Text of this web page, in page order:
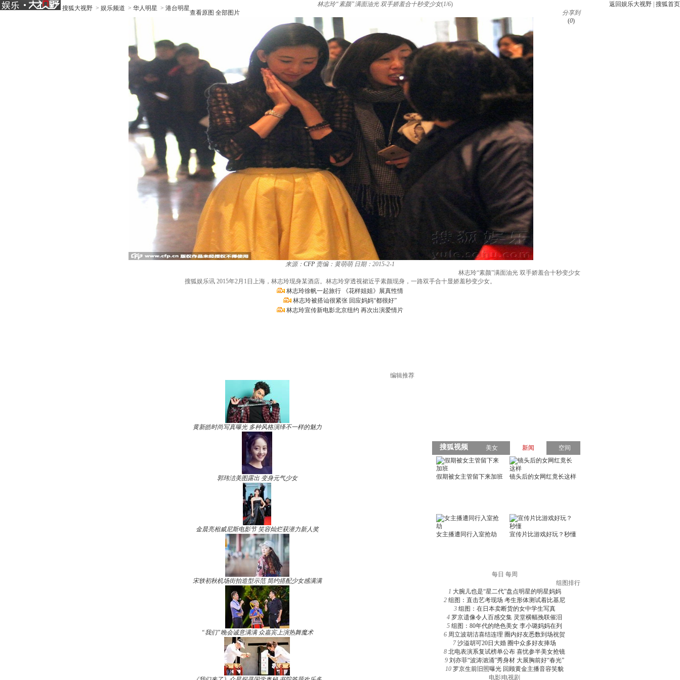
搜狐大视野 > 娱乐频道 > 华人明星 > 港台明星
返回娱乐大视野 搜狐首页
林志玲“素颜”满面油光 双手娇羞合十秒变少女(1/6)
查看原图 全部图片
分享到
(0)
来源： CFP 责编：黄萌萌 日期：2015-2-1
林志玲“素颜”满面油光 双手娇羞合十秒变少女
搜狐娱乐讯 2015年2月1日上海，林志玲现身某酒店。林志玲穿透视裙近乎素颜现身，一路双手合十显娇羞秒变少女。
林志玲徐帆一起旅行 《花样姐姐》展真性情
林志玲被搭讪很紧张 回应妈妈“都很好”
林志玲宣传新电影北京纽约 再次出演爱情片
编辑推荐
黄新皓时尚写真曝光 多种风格演绎不一样的魅力
郭玮洁美图露出 变身元气少女
金晨亮相威尼斯电影节 笑容灿烂获潜力新人奖
宋轶初秋机场街拍造型示范 简约搭配少女感满满
“我们”晚会诚意满满 众嘉宾上演热舞魔术
每日 每周
组图排行
1 大腕儿也是“星二代”盘点明星的明星妈妈
2 组图：直击艺考现场 考生形体测试着比基尼
3 组图：在日本卖断货的女中学生写真
4 罗京遗像令人百感交集 灵堂横幅挽联催泪
5 组图：80年代的绝色美女 李小璐妈妈在列
6 周立波胡洁喜结连理 圈内好友悉数到场祝贺
7 沙溢胡可20日大婚 圈中众多好友捧场
8 北电表演系复试榜单公布 喜忧参半美女抢镜
9 刘亦菲“波涛汹涌”秀身材 大展胸前好“春光”
10 罗京生前旧照曝光 回顾黄金主播音容笑貌
电影 电视剧